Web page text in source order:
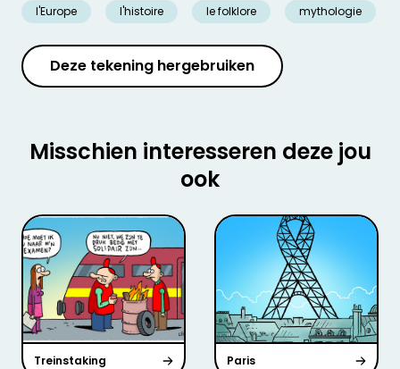
l'Europe l'histoire le folklore mythologie
Deze tekening hergebruiken
Misschien interesseren deze jou
ook
Treinstaking Paris